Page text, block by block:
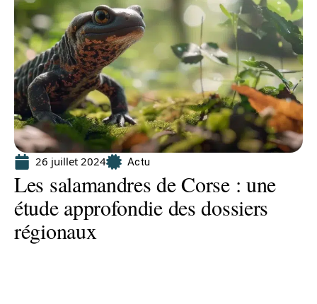
26 juillet 2024 Actu
Les salamandres de Corse : une
étude approfondie des dossiers
régionaux